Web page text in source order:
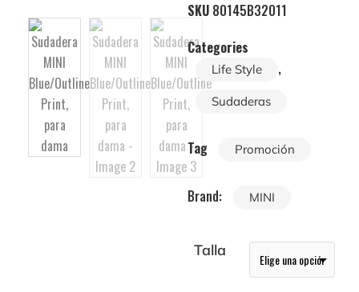
SKU 80145B32011
Categories
Life Style ,
Sudaderas
Tag Promoción
Brand: MINI
Talla